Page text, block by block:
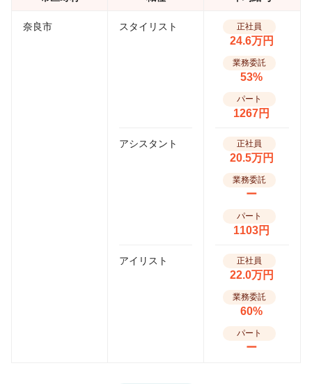
奈良市 スタイリスト 正社員
24.6万円
業務委託
53%
パート
1267円
アシスタント 正社員
20.5万円
業務委託
ー
パート
1103円
アイリスト 正社員
22.0万円
業務委託
60%
パート
ー